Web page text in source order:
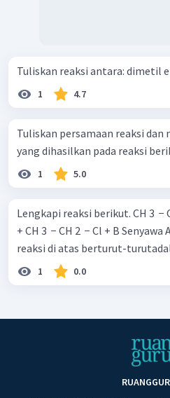
Tuliskan reaksi
1 4.7
Tuliskan persamaan reaksi dan
1 5.0
Lengkapi reaksi berikut. CH 3 ​ − O − CH 2 ​ − CH 3 ​ + PCl 5 ​ → A
+ CH 3 ​ − CH 2 ​ − Cl + B Senyawa A dan B yang tepat untuk
reaksi di atas berturut-
1 0.0